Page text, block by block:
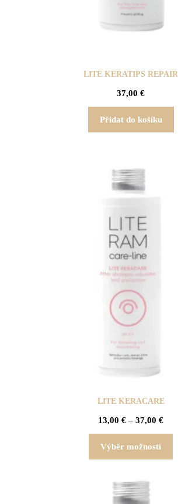
LITE KERATIPS REPAIR
37,00 €
Přidat do košíku
LITE KERACARE
13,00 € – 37,00 €
Výběr možností